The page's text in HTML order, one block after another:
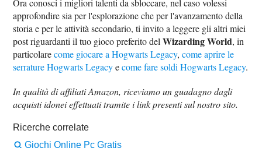
Ora conosci i migliori talenti da sbloccare, nel caso volessi
approfondire sia per l'esplorazione che per l'avanzamento della
storia e per le attività secondario, ti invito a leggere gli altri miei
post riguardanti il tuo gioco preferito delWizarding World, in
particolarecome giocare a Hogwarts Legacy,come aprire le
serrature Hogwarts Legacyecome fare soldi Hogwarts Legacy.
In qualità di affiliati Amazon, riceviamo un guadagno dagli
acquisti idonei effettuati tramite i link presenti sul nostro sito.